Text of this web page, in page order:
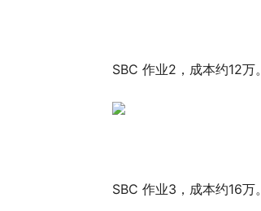
SBC 作业2，成本约12万。
SBC 作业3，成本约16万。